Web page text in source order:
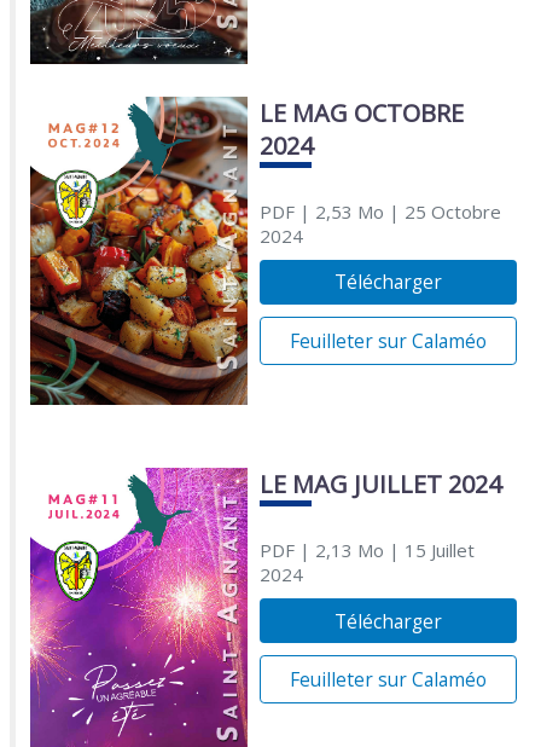
LE MAG OCTOBRE
2024
PDF| 2,53 Mo | 25 Octobre
2024
Télécharger
Feuilleter sur Calaméo
LE MAG JUILLET 2024
PDF| 2,13 Mo | 15 Juillet
2024
Télécharger
Feuilleter sur Calaméo